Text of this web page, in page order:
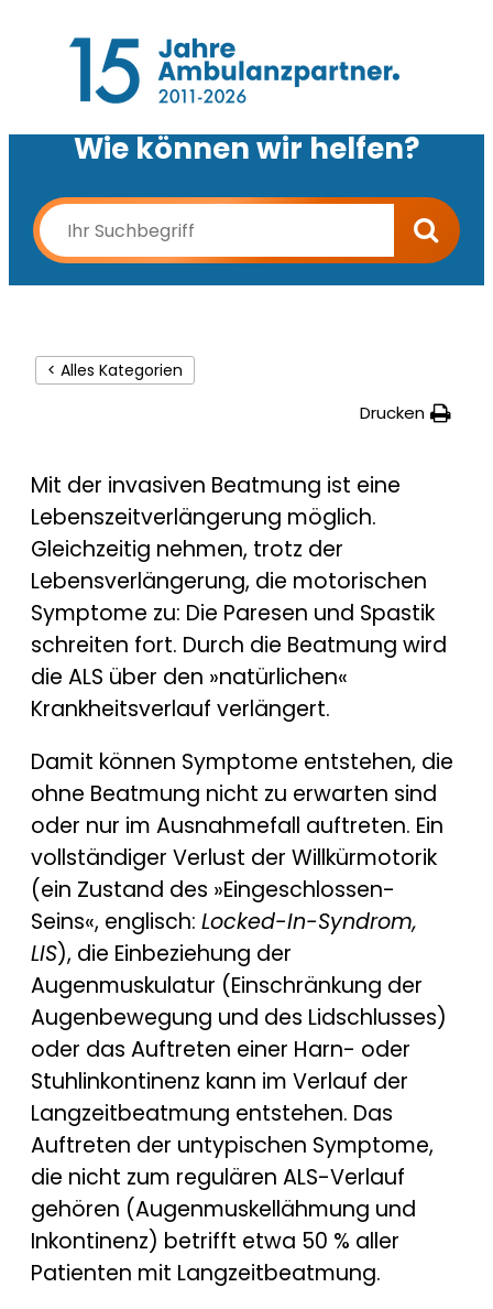
Wie können wir helfen?
< Alles Kategorien
Drucken
Mit der invasiven Beatmung ist eine
Lebenszeitverlängerung möglich.
Gleichzeitig nehmen, trotz der
Lebensverlängerung, die motorischen
Symptome zu: Die Paresen und Spastik
schreiten fort. Durch die Beatmung wird
die ALS über den »natürlichen«
Krankheitsverlauf verlängert.
Damit können Symptome entstehen, die
ohne Beatmung nicht zu erwarten sind
oder nur im Ausnahmefall auftreten. Ein
vollständiger Verlust der Willkürmotorik
(ein Zustand des »Eingeschlossen-
Seins«, englisch: Locked-In-Syndrom,
LIS), die Einbeziehung der
Augenmuskulatur (Einschränkung der
Augenbewegung und des Lidschlusses)
oder das Auftreten einer Harn- oder
Stuhlinkontinenz kann im Verlauf der
Langzeitbeatmung entstehen. Das
Auftreten der untypischen Symptome,
die nicht zum regulären ALS-Verlauf
gehören (Augenmuskellähmung und
Inkontinenz) betrifft etwa 50 % aller
Patienten mit Langzeitbeatmung.